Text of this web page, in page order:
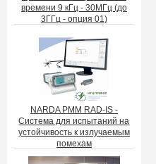
времени 9 кГц - 30МГц (до
3ГГц - опция 01)
NARDA PMM RAD-IS -
Система для испытаний на
устойчивость к излучаемым
помехам